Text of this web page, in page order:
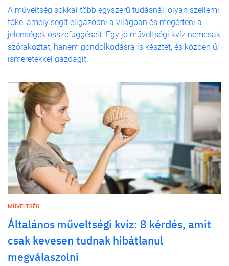
A műveltség sokkal több egyszerű tudásnál: olyan szellemi
tőke, amely segít eligazodni a világban és megérteni a
jelenségek összefüggéseit. Egy jó műveltségi kvíz nemcsak
szórakoztat, hanem gondolkodásra is késztet, és közben új
ismeretekkel gazdagít.
MŰVELTSÉG
Általános műveltségi kvíz: 8 kérdés, amit
csak kevesen tudnak hibátlanul
megválaszolni